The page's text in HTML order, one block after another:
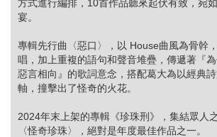
方式進行編排，10首作品聽來起伏有致，宛
宴。
專輯先行曲〈惡口〉，以 House曲風為骨幹
唱，加上重複的語句和聲音堆疊，傳遞著『
惡言相向』的歌詞意念，搭配葛大為以經典
軸，撞擊出了怪奇的火花。
2024年末上架的專輯《珍珠刑》，集結眾人
〈怪奇珍珠〉，絕對是年度最佳作品之一。